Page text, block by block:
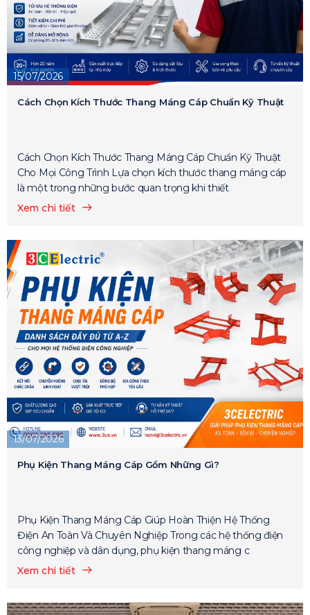
15/07/2026
Cách Chọn Kích Thước Thang Máng Cáp Chuẩn Kỹ Thuật
Cách Chọn Kích Thước Thang Máng Cáp Chuẩn Kỹ Thuật
Cho Mọi Công Trình Lựa chọn kích thước thang máng cáp
là một trong những bước quan trọng khi thiết
Xem chi tiết
13/07/2026
Phụ Kiện Thang Máng Cáp Gồm Những Gì?
Phụ Kiện Thang Máng Cáp Giúp Hoàn Thiện Hệ Thống
Điện An Toàn Và Chuyên Nghiệp Trong các hệ thống điện
công nghiệp và dân dụng, phụ kiện thang máng c
Xem chi tiết